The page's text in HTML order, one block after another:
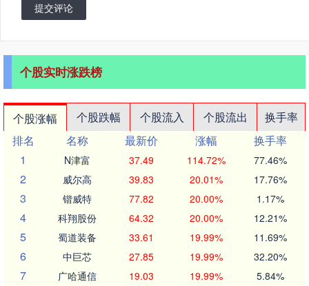
提交评论
个股实时涨跌榜
个股涨幅 个股跌幅 个股流入 个股流出
换手率
排名
名称 最新价 涨幅
换手率
1
N津富 37.49 114.72% 77.46%
2 威尔高 39.83 20.01% 17.76%
3 锴威特 77.82 20.00% 1.17%
4 科翔股份 64.32 20.00% 12.21%
5 蜀道装备 33.61 19.99% 11.69%
6 中巨芯 27.85 19.99% 32.20%
7 广哈通信 19.03 19.99% 5.84%